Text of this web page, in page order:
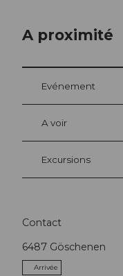
A proximité
Evénement
A voir
Excursions
Contact
6487 Göschenen
Arrivée